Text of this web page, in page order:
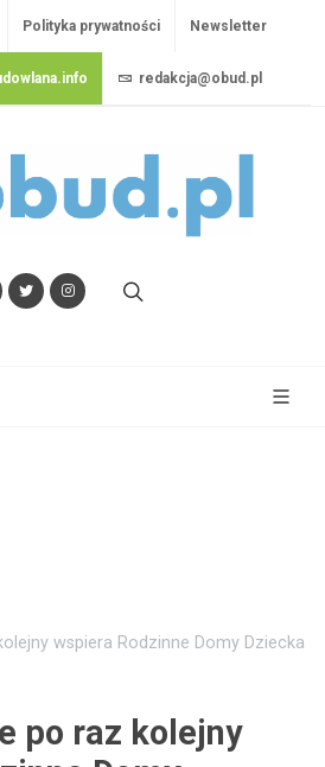
Polityka prywatności Newsletter
redakcja@obud.pl
wspiera Rodzinne Domy Dziecka
po raz kolejny